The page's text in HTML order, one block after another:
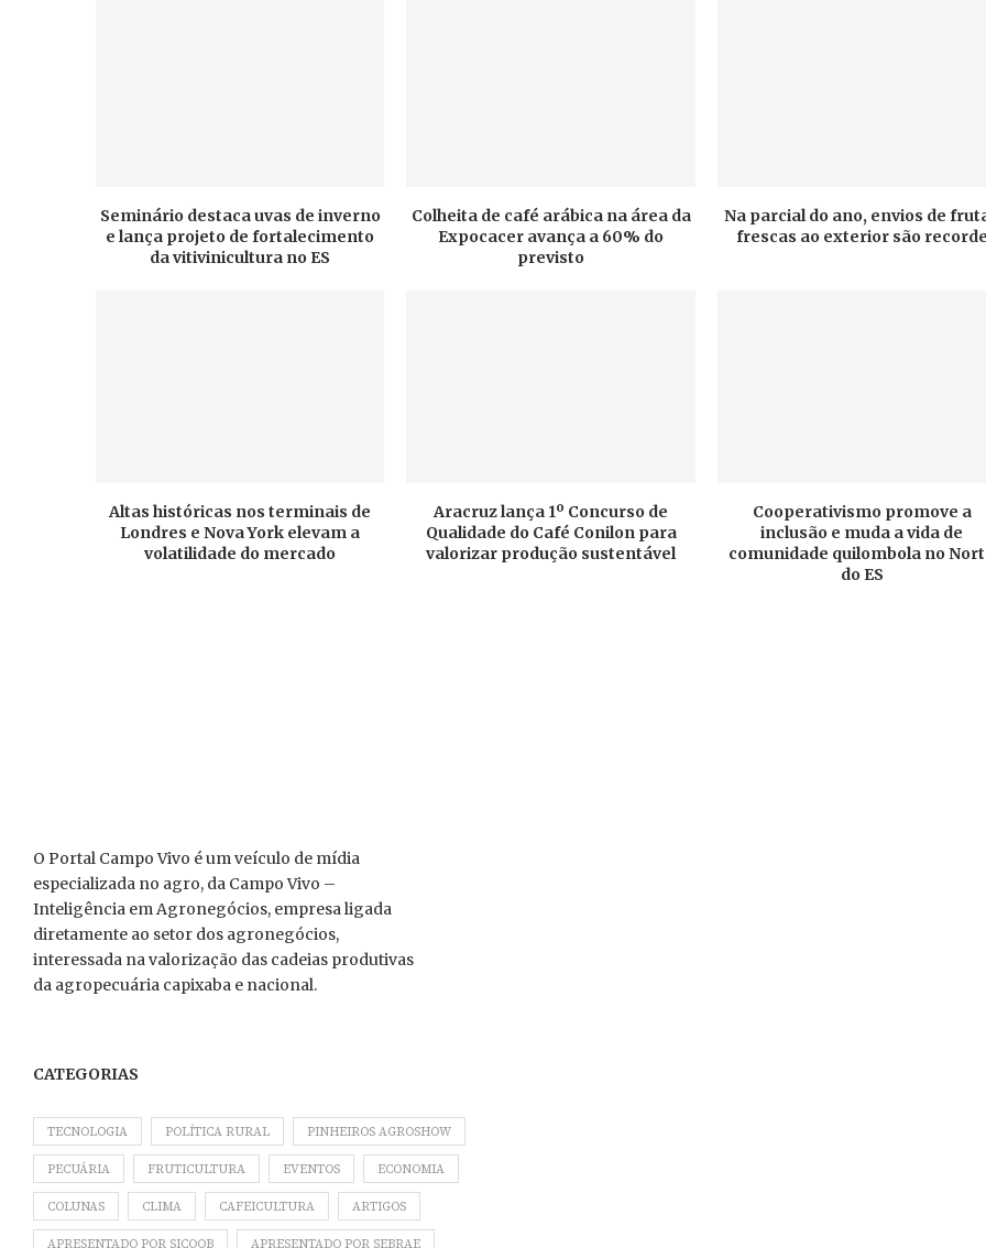
Seminário destaca uvas de inverno
e lança projeto de fortalecimento
da vitivinicultura no ES
Colheita de café arábica na área da
Expocacer avança a 60% do
previsto
Na parcial do ano, envios de
frescas ao exterior são
Altas históricas nos terminais de
Londres e Nova York elevam a
volatilidade do mercado
Aracruz lança 1º Concurso de
Qualidade do Café Conilon para
valorizar produção sustentável
Cooperativismo promove a
inclusão e muda a vida de
comunidade quilombola no
do ES
O Portal Campo Vivo é um veículo de mídia
especializada no agro, da Campo Vivo –
Inteligência em Agronegócios, empresa ligada
diretamente ao setor dos agronegócios,
interessada na valorização das cadeias produtivas
da agropecuária capixaba e nacional.
CATEGORIAS
TECNOLOGIA POLÍTICA RURAL PINHEIROS AGROSHOW
PECUÁRIA FRUTICULTURA EVENTOS ECONOMIA
COLUNAS CLIMA CAFEICULTURA ARTIGOS
APRESENTADO POR SICOOB APRESENTADO POR SEBRAE